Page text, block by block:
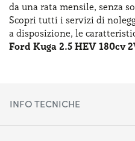
da una rata mensile, senza
Scopri tutti i servizi di
a disposizione, le
Ford Kuga 2.5 HEV 180cv
INFO TECNICHE